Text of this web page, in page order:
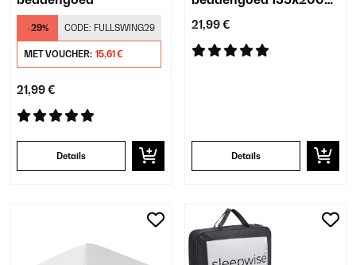
-29% CODE: FULLSWING29
MET VOUCHER: 15,61 €
21,99 €
Details
cm groengrijs/lichtgrijs
21,99 €
Details